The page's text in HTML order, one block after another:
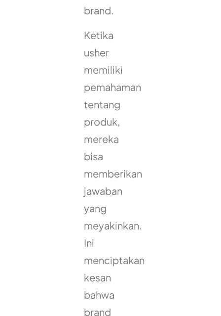
brand.
Ketika
usher
memiliki
pemahaman
tentang
produk,
mereka
bisa
memberikan
jawaban
yang
meyakinkan.
Ini
menciptakan
kesan
bahwa
brand